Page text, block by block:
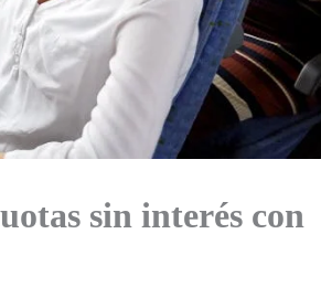
sin interés con